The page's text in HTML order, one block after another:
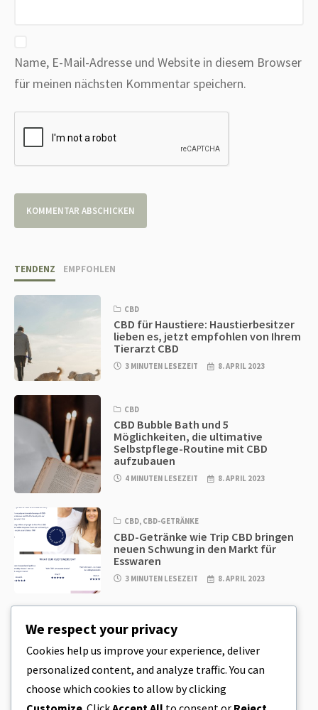
Name, E-Mail-Adresse und Website in diesem Browser
für meinen nächsten Kommentar speichern.
TENDENZ EMPFOHLEN
CBD
CBD für Haustiere: Haustierbesitzer
lieben es, jetzt empfohlen von Ihrem
Tierarzt CBD
3 MINUTEN LESEZEIT 8. APRIL 2023
CBD
CBD Bubble Bath und 5
Möglichkeiten, die ultimative
Selbstpflege-Routine mit CBD
aufzubauen
4 MINUTEN LESEZEIT 8. APRIL 2023
CBD, CBD-GETRÄNKE
CBD-Getränke wie Trip CBD bringen
neuen Schwung in den Markt für
Esswaren
3 MINUTEN LESEZEIT 8. APRIL 2023
CBD-Plätzchenteig & unglaublich
einfache CBD-Esswaren, die Sie zu
Hause herstellen können
4 MINUTEN LESEZEIT
We respect your privacy
Cookies help us improve your experience, deliver
personalized content, and analyze traffic. You can
choose which cookies to allow by clicking